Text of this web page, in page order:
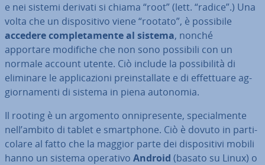
e nei sistemi derivati si chiama “root” (lett. “radice”.) Una
volta che un di­spo­si­ti­vo viene “rootato”, è possibile
accedere com­ple­ta­men­te al sistema, nonché
apportare modifiche che non sono possibili con un
normale account utente. Ciò include la pos­si­bi­li­tà di
eliminare le ap­pli­ca­zio­ni pre­in­stal­la­te e di ef­fet­tua­re ag­
gior­na­men­ti di sistema in piena autonomia.
Il rooting è un argomento on­ni­pre­sen­te, spe­cial­men­te
nell’ambito di tablet e smart­pho­ne. Ciò è dovuto in par­ti­
co­la­re al fatto che la maggior parte dei di­spo­si­ti­vi mobili
hanno un sistema operativo Android (basato su Linux) o